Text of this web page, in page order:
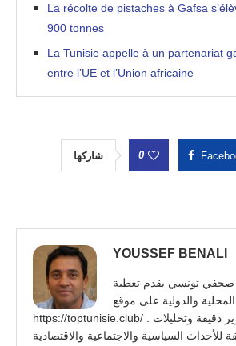
La récolte de pistaches à Gafsa
900 tonnes
La Tunisie appelle à un partenariat
entre l’UE et l’Union africaine
شاركها 0
YOUSSEF BENALI
تونسي يقدم تغطية
والدولية على موقع
https://toptunisie.club/ . يتميز بتقديم تقارير دقيقة وتحليلات